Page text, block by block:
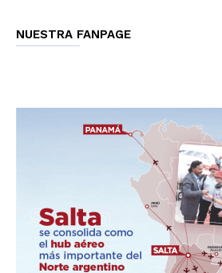
NUESTRA FANPAGE